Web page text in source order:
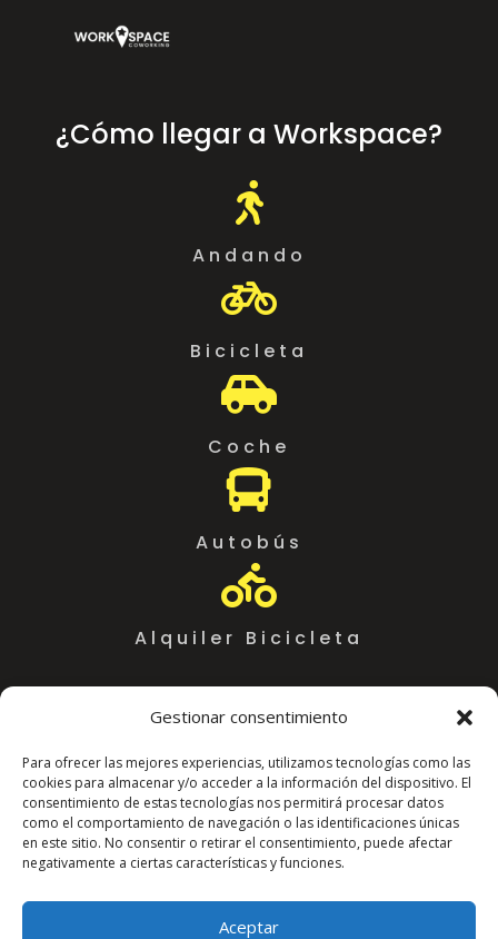
Gestionar consentimiento
Para ofrecer las mejores experiencias, utilizamos tecnologías como las
cookies para almacenar y/o acceder a la información del dispositivo. El
consentimiento de estas tecnologías nos permitirá procesar datos
como el comportamiento de navegación o las identificaciones únicas
en este sitio. No consentir o retirar el consentimiento, puede afectar
negativamente a ciertas características y funciones.
Aceptar
¿Cómo llegar a Workspace?

Andando

Bicicleta

Coche

Autobús

Alquiler Bicicleta